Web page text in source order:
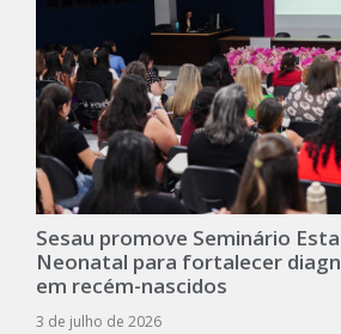
Sesau promove Seminário
Neonatal para fortalecer
em recém-nascidos
3 de julho de 2026